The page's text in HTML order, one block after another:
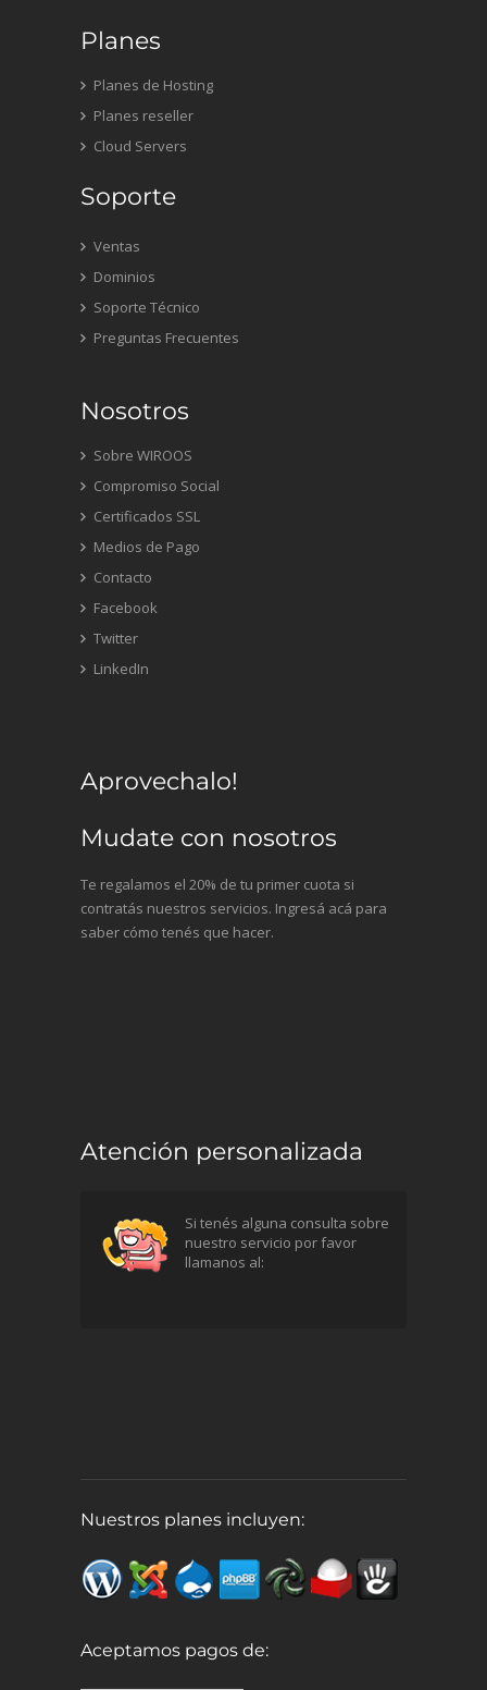
Planes
Planes de Hosting
Planes reseller
Cloud Servers
Soporte
Ventas
Dominios
Soporte Técnico
Preguntas Frecuentes
Nosotros
Sobre WIROOS
Compromiso Social
Certificados SSL
Medios de Pago
Contacto
Facebook
Twitter
LinkedIn
Aprovechalo!
Mudate con nosotros
Te regalamos el 20% de tu primer cuota si
contratás nuestros servicios. Ingresá acá para
saber cómo tenés que hacer.
Atención personalizada
Si tenés alguna consulta sobre
nuestro servicio por favor
llamanos al:
Nuestros planes incluyen:
Aceptamos pagos de: